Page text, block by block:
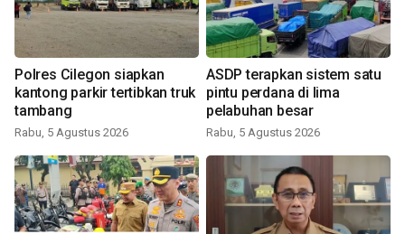
Polres Cilegon siapkan
kantong parkir tertibkan truk
tambang
Rabu, 5 Agustus 2026
ASDP terapkan sistem satu
pintu perdana di lima
pelabuhan besar
Rabu, 5 Agustus 2026